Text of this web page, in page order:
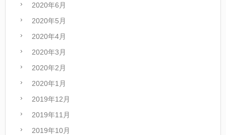
2020年6月
2020年5月
2020年4月
2020年3月
2020年2月
2020年1月
2019年12月
2019年11月
2019年10月